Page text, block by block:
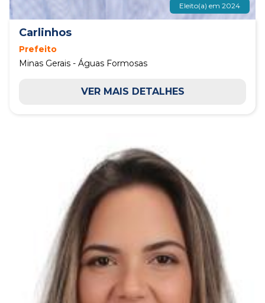
Eleito(a) em 2024
Carlinhos
Prefeito
Minas Gerais - Águas Formosas
VER MAIS DETALHES